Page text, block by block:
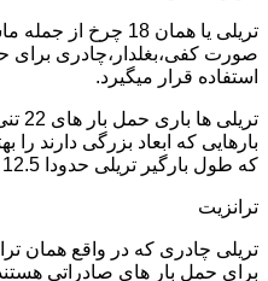
تریلی یا همان 18
صورت کفی،بغلدار،چادری
استفاده قرار میگیرد.
بارهایی که ابعاد بزرگی دارند را
که طول بارگیر تریلی حدودا 12.5 متر است.
ترانزیت
تریلی چادری که در واقع همان
برای حمل بار های صادراتی